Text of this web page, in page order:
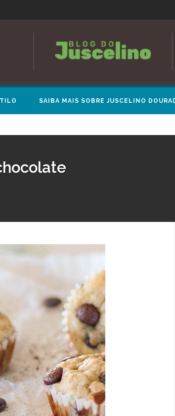
SAIBA MAIS SOBRE JUSCELINO